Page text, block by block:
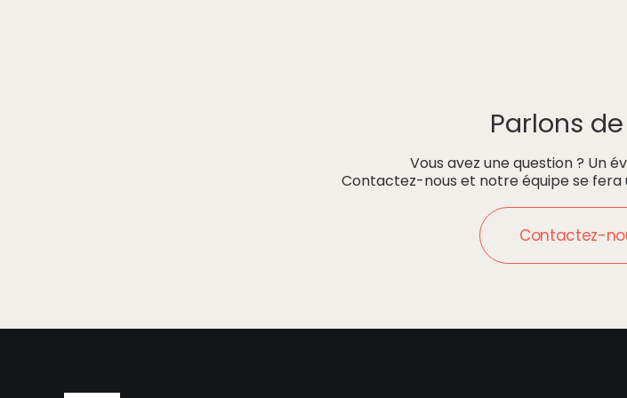
Parlons
Vous avez une question ? Un
Contactez-nous et notre équipe se fera
Contactez-